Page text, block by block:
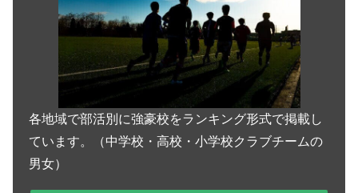
各地域で部活別に強豪校をランキング形式で掲載し
ています。（中学校・高校・小学校クラブチームの
男女）